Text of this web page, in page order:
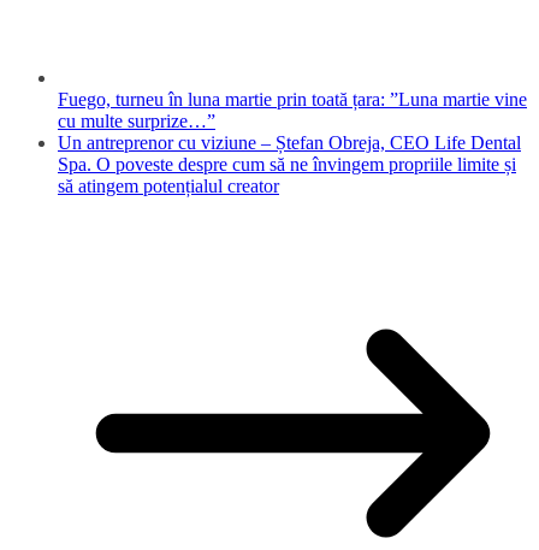
Fuego, turneu în luna martie prin toată țara: ”Luna martie vine
cu multe surprize…”
Un antreprenor cu viziune – Ștefan Obreja, CEO Life Dental
Spa. O poveste despre cum să ne învingem propriile limite și
să atingem potențialul creator